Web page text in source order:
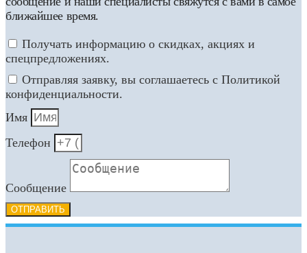
ближайшее время.
Получать информацию о скидках, акциях и
спецпредложениях.
Отправляя заявку, вы соглашаетесь с Политикой
конфиденциальности.
Имя
Телефон
Сообщение
ОТПРАВИТЬ